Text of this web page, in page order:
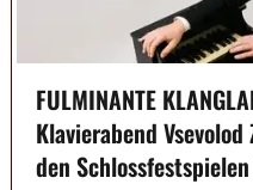
FULMINANTE
Klavierabend
den Schlossfestspielen